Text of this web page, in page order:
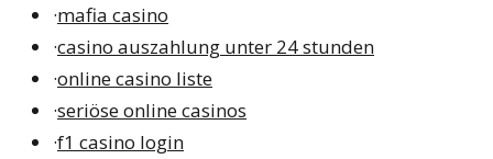
·mafia casino
·casino auszahlung unter 24 stunden
·online casino liste
·seriöse online casinos
·f1 casino login